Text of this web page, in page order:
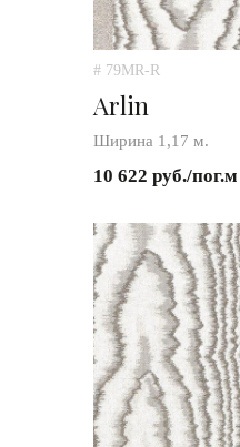
# 79MR-R
Arlin
Ширина 1,17 м.
10 622 руб./пог.м